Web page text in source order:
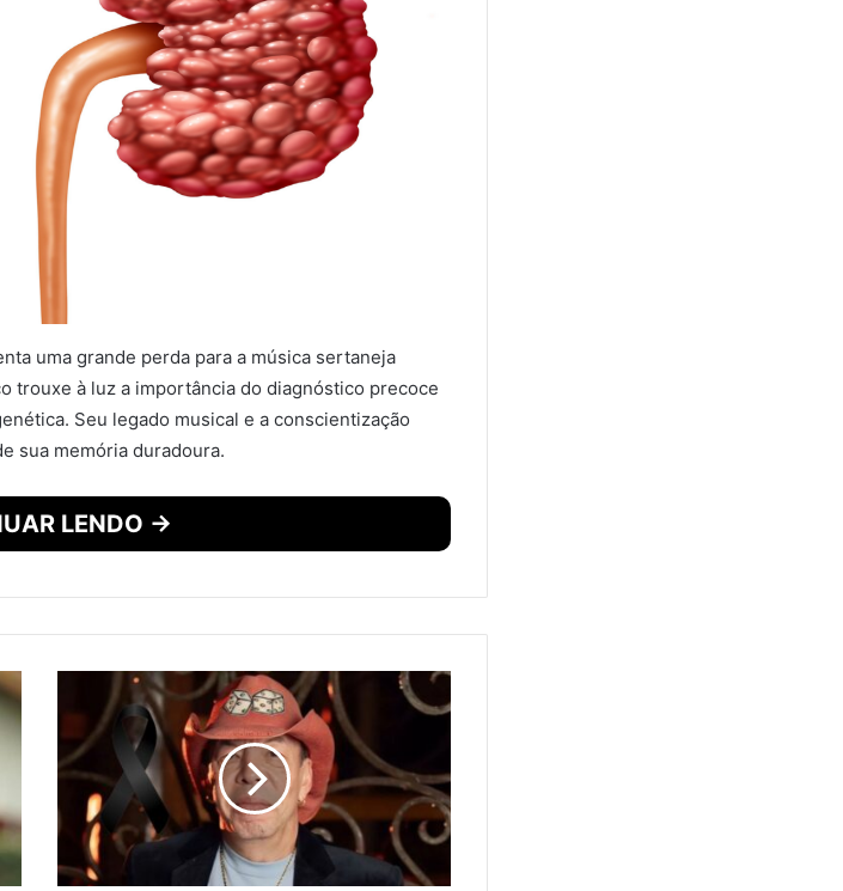
uma grande perda para a música sertaneja
trouxe à luz a importância do diagnóstico precoce
Seu legado musical e a conscientização
sua memória duradoura.
LENDO →